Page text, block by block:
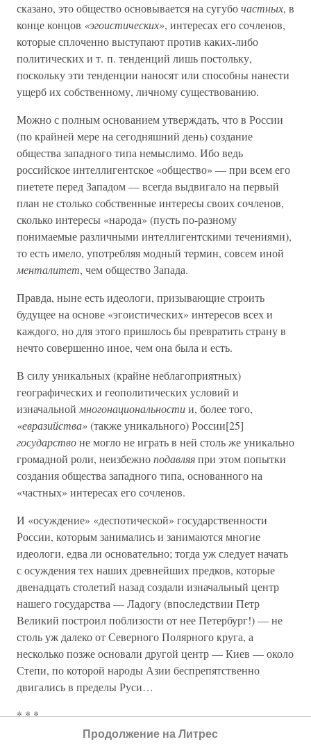
сказано, это общество основывается на сугубочастных, в
конце концов «эгоистических», интересах его сочленов,
которые сплоченно выступают против каких-либо
политических и т. п. тенденций лишь постольку,
поскольку эти тенденции наносят или способны нанести
ущерб их собственному, личному существованию.
Можно с полным основанием утверждать, что в России
(по крайней мере на сегодняшний день) создание
общества западного типа немыслимо. Ибо ведь
российское интеллигентское «общество» — при всем его
пиетете перед Западом — всегда выдвигало на первый
план не столько собственные интересы своих сочленов,
сколько интересы «народа» (пусть по-разному
понимаемые различными интеллигентскими течениями),
то есть имело, употребляя модный термин, совсем иной
менталитет, чем общество Запада.
Правда, ныне есть идеологи, призывающие строить
будущее на основе «эгоистических» интересов всех и
каждого, но для этого пришлось бы превратить страну в
нечто совершенно иное, чем она была и есть.
В силу уникальных (крайне неблагоприятных)
географических и геополитических условий и
изначальной многонациональностии, более того,
«евразийства»(также уникального) России[25]
государствоне могло не играть в ней столь же уникально
громадной роли, неизбежноподавляяпри этом попытки
создания общества западного типа, основанного на
«частных» интересах его сочленов.
И «осуждение» «деспотической» государственности
России, которым занимались и занимаются многие
идеологи, едва ли основательно; тогда уж следует начать
с осуждения тех наших древнейших предков, которые
двенадцать столетий назад создали изначальный центр
нашего государства — Ладогу (впоследствии Петр
Великий построил поблизости от нее Петербург!) — не
столь уж далеко от Северного Полярного круга, а
несколько позже основали другой центр — Киев — около
Степи, по которой народы Азии беспрепятственно
двигались в пределы Руси…
* * *
Как представляется, «осуждать» исключительную роль
Продолжение на Литрес